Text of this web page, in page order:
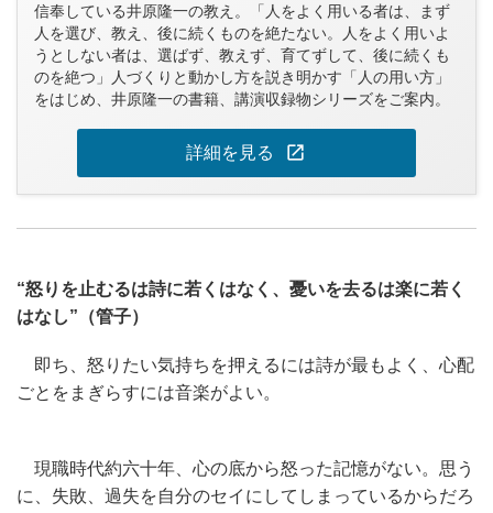
信奉している井原隆一の教え。「人をよく用いる者は、まず
人を選び、教え、後に続くものを絶たない。人をよく用いよ
うとしない者は、選ばず、教えず、育てずして、後に続くも
のを絶つ」人づくりと動かし方を説き明かす「人の用い方」
をはじめ、井原隆一の書籍、講演収録物シリーズをご案内。
詳細を見る open_in_new
“怒りを止むるは詩に若くはなく、憂いを去るは楽に若く
はなし”（管子）
即ち、怒りたい気持ちを押えるには詩が最もよく、心配
ごとをまぎらすには音楽がよい。
現職時代約六十年、心の底から怒った記憶がない。思う
に、失敗、過失を自分のセイにしてしまっているからだろ